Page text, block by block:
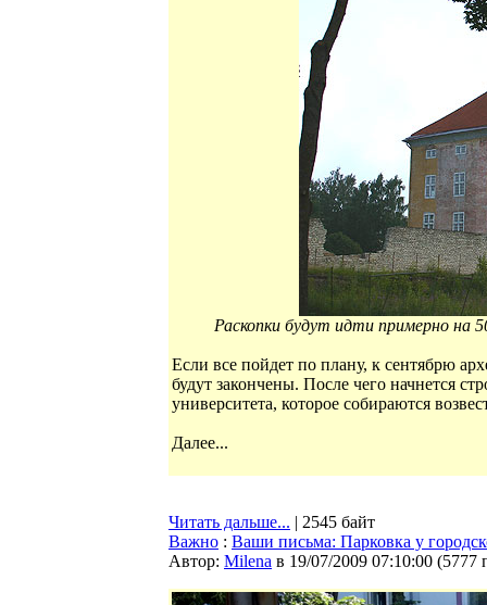
Раскопки будут идти примерно на
Если все пойдет по плану, к сентябрю
будут закончены. После чего начнется
университета, которое собираются
Далее...
Читать дальше... | 2545 байт
Важно : Ваши письма: Парковка у
Автор: Milena в 19/07/2009 07:10:00 (5777